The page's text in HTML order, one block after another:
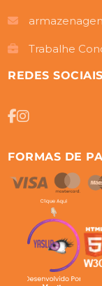
Trabalhe
REDES SOCIAIS
FORMAS DE